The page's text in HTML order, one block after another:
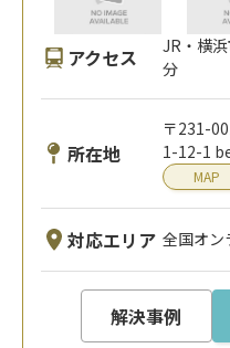
アクセス
JR・横
分
所在地
〒231-
1-12-1
MAP
対応エリア 全国オン
解決事例